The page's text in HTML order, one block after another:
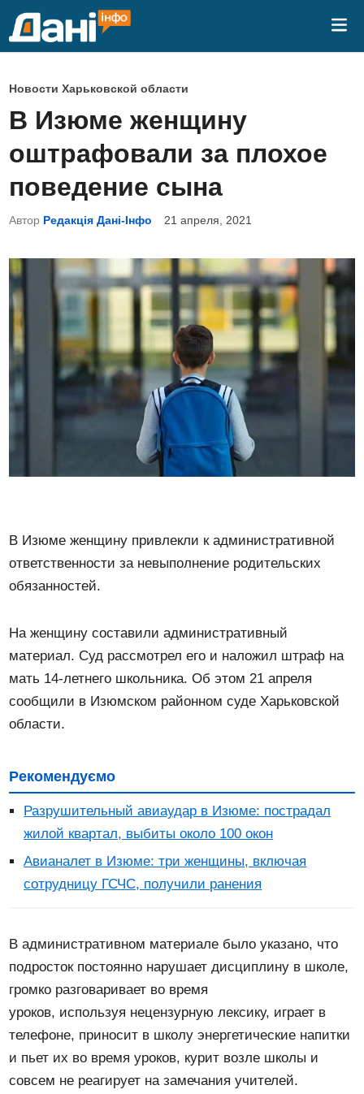
О
п
у
б
л
и
к
в
а
н
о
Новости Харьковской области
В Изюме женщину
оштрафовали за плохое
поведение сына
Автор Редакція Дані-Інфо 21 апреля, 2021
В Изюме женщину привлекли к административной
ответственности за невыполнение родительских
обязанностей.
На женщину составили административный
материал. Суд рассмотрел его и наложил штраф на
мать 14-летнего школьника. Об этом 21 апреля
сообщили в Изюмском районном суде Харьковской
области.
Рекомендуємо
Разрушительный авиаудар в Изюме: пострадал
жилой квартал, выбиты около 100 окон
Авианалет в Изюме: три женщины, включая
сотрудницу ГСЧС, получили ранения
В административном материале было указано, что
подросток постоянно нарушает дисциплину в школе,
громко разговаривает во время
уроков, используя нецензурную лексику, играет в
телефоне, приносит в школу энергетические напитки
и пьет их во время уроков, курит возле школы и
совсем не реагирует на замечания учителей.